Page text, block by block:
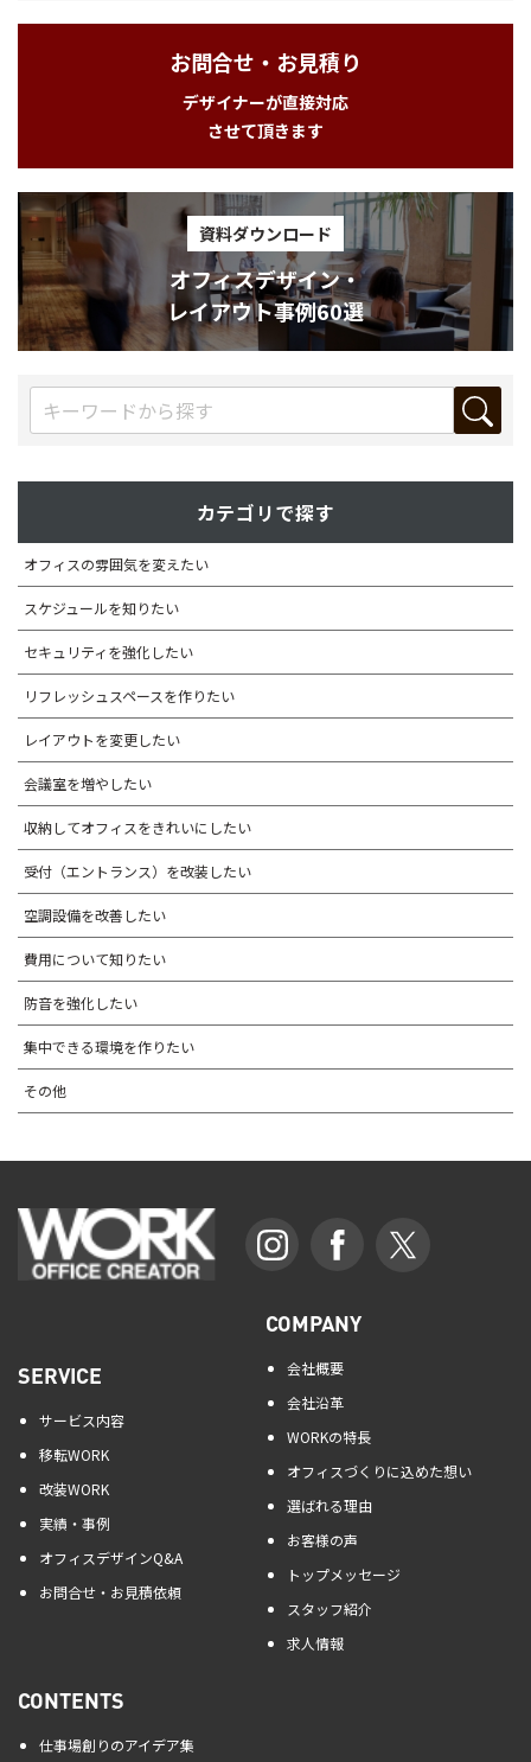
お問合せ・お見積り
デザイナーが直接対応
させて頂きます
資料ダウンロード
オフィスデザイン・
レイアウト事例60選
カテゴリで探す
オフィスの雰囲気を変えたい
スケジュールを知りたい
セキュリティを強化したい
リフレッシュスペースを作りたい
レイアウトを変更したい
会議室を増やしたい
収納してオフィスをきれいにしたい
受付（エントランス）を改装したい
空調設備を改善したい
費用について知りたい
防音を強化したい
集中できる環境を作りたい
その他
SERVICE
サービス内容
移転WORK
改装WORK
実績・事例
オフィスデザインQ&A
お問合せ・お見積依頼
COMPANY
会社概要
会社沿革
WORKの特長
オフィスづくりに込めた想い
選ばれる理由
お客様の声
トップメッセージ
スタッフ紹介
求人情報
CONTENTS
仕事場創りのアイデア集